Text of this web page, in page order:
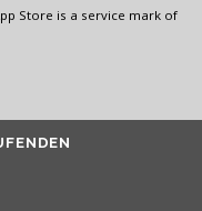
Store is a service mark of